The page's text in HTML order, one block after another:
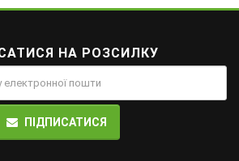
НА РОЗСИЛКУ
ПІДПИСАТИСЯ